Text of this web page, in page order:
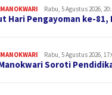
MANOKWARI Rabu, 5 Agustus 2026,
Hari Pengayoman ke-
MANOKWARI Rabu, 5 Agustus 2026,
Manokwari Soroti